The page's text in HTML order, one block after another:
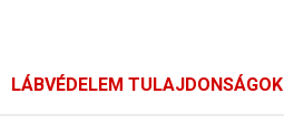
LÁBVÉDELEM TULAJDONSÁGOK